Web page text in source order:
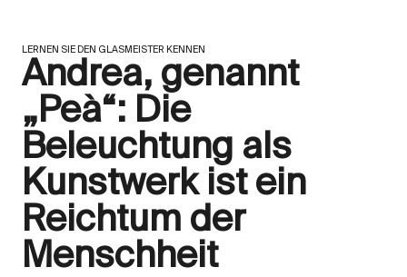
LERNEN SIE DEN GLASMEISTER KENNEN
Andrea, genannt
„Peà“: Die
Beleuchtung als
Kunstwerk ist ein
Reichtum der
Menschheit